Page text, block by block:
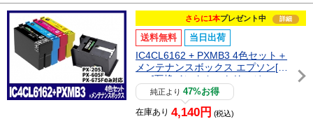
さらに1本プレゼント中 詳細
送料無料 当日出荷
IC4CL6162 + PXMB3 4色セット＋
メンテナンスボックス エプソン[Ep
son]互換インクカートリッジ
純正より47%お得
在庫あり 4,140円 (税込)